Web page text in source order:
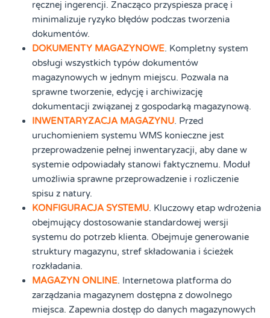
ręcznej ingerencji. Znacząco przyspiesza pracę i
minimalizuje ryzyko błędów podczas tworzenia
dokumentów.
DOKUMENTY MAGAZYNOWE. Kompletny system
obsługi wszystkich typów dokumentów
magazynowych w jednym miejscu. Pozwala na
sprawne tworzenie, edycję i archiwizację
dokumentacji związanej z gospodarką magazynową.
INWENTARYZACJA MAGAZYNU. Przed
uruchomieniem systemu WMS konieczne jest
przeprowadzenie pełnej inwentaryzacji, aby dane w
systemie odpowiadały stanowi faktycznemu. Moduł
umożliwia sprawne przeprowadzenie i rozliczenie
spisu z natury.
KONFIGURACJA SYSTEMU. Kluczowy etap wdrożenia
obejmujący dostosowanie standardowej wersji
systemu do potrzeb klienta. Obejmuje generowanie
struktury magazynu, stref składowania i ścieżek
rozkładania.
MAGAZYN ONLINE. Internetowa platforma do
zarządzania magazynem dostępna z dowolnego
miejsca. Zapewnia dostęp do danych magazynowych